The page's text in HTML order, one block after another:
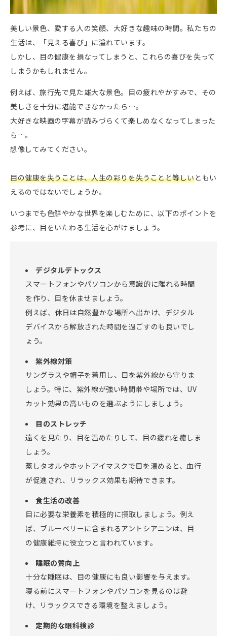
美しい景⾊、愛する⼈の笑顔、⼤好きな趣味の時間。私たちの
⽣活は、「⾒える喜び」に溢れています。
しかし、⽬の健康を損なってしまうと、これらの喜びを失って
しまうかもしれません。
例えば、旅⾏先で⾒た雄⼤な景⾊。⽬の疲れやかすみで、その
美しさを⼗分に堪能できなかったら…。
⼤好きな映画の字幕が読みづらくて楽しめなくなってしまった
ら…。
想像してみてください。
⽬の健康を失うことは、⼈⽣の彩りを失うことと等しいともい
えるのではないでしょうか。
いつまでも⾊鮮やかな世界を楽しむために、以下のポイントを
参考に、⽬をいたわる⽣活を⼼がけましょう。
デジタルデトックス
スマートフォンやパソコンから意識的に離れる時間
を作り、⽬を休ませましょう。
例えば、休⽇は⾃然豊かな場所へ出かけ、デジタル
デバイスから解放された時間を過ごすのも良いでし
ょう。
紫外線対策
サングラスや帽⼦を着⽤し、⽬を紫外線から守りま
しょう。特に、紫外線が強い時間帯や場所では、UV
カット効果の⾼いものを選ぶようにしましょう。
⽬のストレッチ
遠くを⾒たり、⽬を温めたりして、⽬の疲れを癒しま
しょう。
蒸しタオルやホットアイマスクで⽬を温めると、⾎⾏
が促進され、リラックス効果も期待できます。
⾷⽣活の改善
⽬に必要な栄養素を積極的に摂取しましょう。例え
ば、ブルーベリーに含まれるアントシアニンは、⽬
の健康維持に役⽴つと⾔われています。
睡眠の質向上
⼗分な睡眠は、⽬の健康にも良い影響を与えます。
寝る前にスマートフォンやパソコンを⾒るのは避
け、リラックスできる環境を整えましょう。
定期的な眼科検診